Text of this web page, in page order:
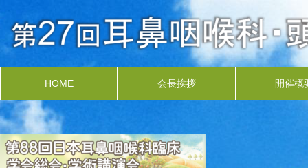
HOME 会長挨拶 開催概